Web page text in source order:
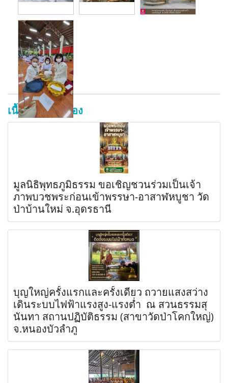
เนื้อหาที่เกี่ยวข้อง
มูลนิธิพุทธภูมิธรรม ขอเชิญชวนร่วมเป็นเจ้า
ภาพบวชพระก่อนเข้าพรรษา-อาสาฬหบูชา วัด
ป่าบ้านใหม่ จ.อุดรธานี
บุญใหญ่ครั้งแรกและครั้งเดียว ถวายแสงสว่าง
เดินระบบไฟฟ้าแรงสูง-แรงต่ำ ณ สวนธรรมสุ
นันทา สถานปฏิบัติธรรม (สาขาวัดป่าโคกใหญ่)
จ.หนองบัวลำภู